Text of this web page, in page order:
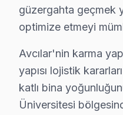
Avcılar Hisense
Avcılar'de Hisense
ULED/Mini LED Panel
Kart Düzeyinde
Smart TV Platform
Port ve Bağlantı
güzergahta geçmek
optimize etmeyi
Avcılar'nin karma
yapısı lojistik
katlı bina
Üniversitesi